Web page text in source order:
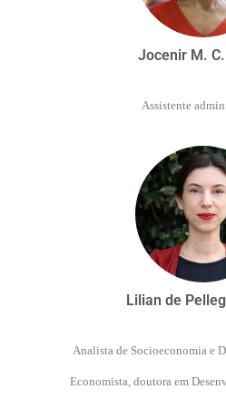
Jocenir M.
Assistente
Lilian de
Analista de Socioeconomia e
Economista, doutora em